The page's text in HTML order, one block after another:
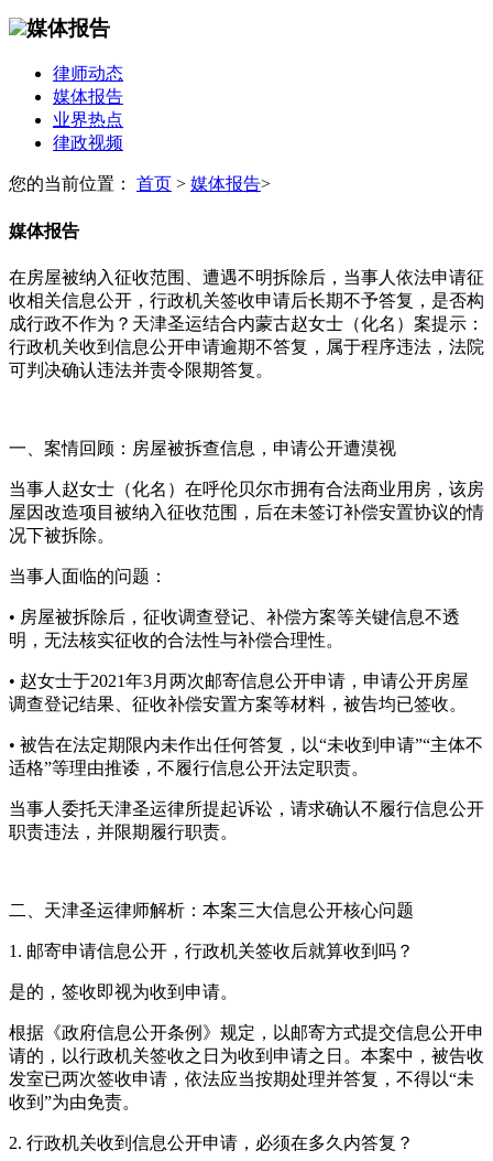
媒体报告
律师动态
媒体报告
业界热点
律政视频
您的当前位置： 首页 > 媒体报告>
媒体报告
在房屋被纳入征收范围、遭遇不明拆除后，当事人依法申请征
收相关信息公开，行政机关签收申请后长期不予答复，是否构
成行政不作为？天津圣运结合内蒙古赵女士（化名）案提示：
行政机关收到信息公开申请逾期不答复，属于程序违法，法院
可判决确认违法并责令限期答复。
一、案情回顾：房屋被拆查信息，申请公开遭漠视
当事人赵女士（化名）在呼伦贝尔市拥有合法商业用房，该房
屋因改造项目被纳入征收范围，后在未签订补偿安置协议的情
况下被拆除。
当事人面临的问题：
• 房屋被拆除后，征收调查登记、补偿方案等关键信息不透
明，无法核实征收的合法性与补偿合理性。
• 赵女士于2021年3月两次邮寄信息公开申请，申请公开房屋
调查登记结果、征收补偿安置方案等材料，被告均已签收。
• 被告在法定期限内未作出任何答复，以“未收到申请”“主体不
适格”等理由推诿，不履行信息公开法定职责。
当事人委托天津圣运律所提起诉讼，请求确认不履行信息公开
职责违法，并限期履行职责。
二、天津圣运律师解析：本案三大信息公开核心问题
1. 邮寄申请信息公开，行政机关签收后就算收到吗？
是的，签收即视为收到申请。
根据《政府信息公开条例》规定，以邮寄方式提交信息公开申
请的，以行政机关签收之日为收到申请之日。本案中，被告收
发室已两次签收申请，依法应当按期处理并答复，不得以“未
收到”为由免责。
2. 行政机关收到信息公开申请，必须在多久内答复？